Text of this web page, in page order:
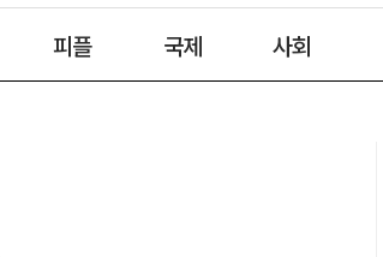
피플 국제 사회